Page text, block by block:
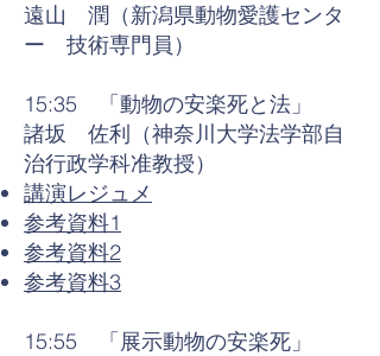
遠山 潤（新潟県動物愛護センタ
ー 技術専門員）
15:35 「動物の安楽死と法」
諸坂 佐利（神奈川大学法学部自
治行政学科准教授）
講演レジュメ
参考資料1
参考資料2
参考資料3
15:55 「展示動物の安楽死」